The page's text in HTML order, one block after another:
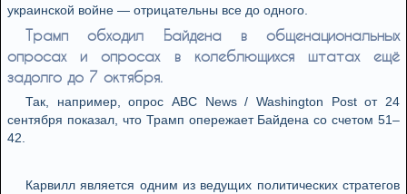
украинской войне — отрицательны все до одного.
Трамп обходил Байдена в общенациональных
опросах и опросах в колеблющихся штатах ещё
задолго до 7 октября.
Так, например, опрос ABC News / Washington Post от 24
сентября показал, что Трамп опережает Байдена со счетом 51–
42.
Карвилл является одним из ведущих политических стратегов